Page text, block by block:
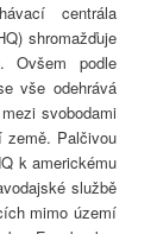
centrála
shromažďuje
Ovšem podle
vše odehrává
svobodami
země. Palčivou
k americkému
službě
mimo území